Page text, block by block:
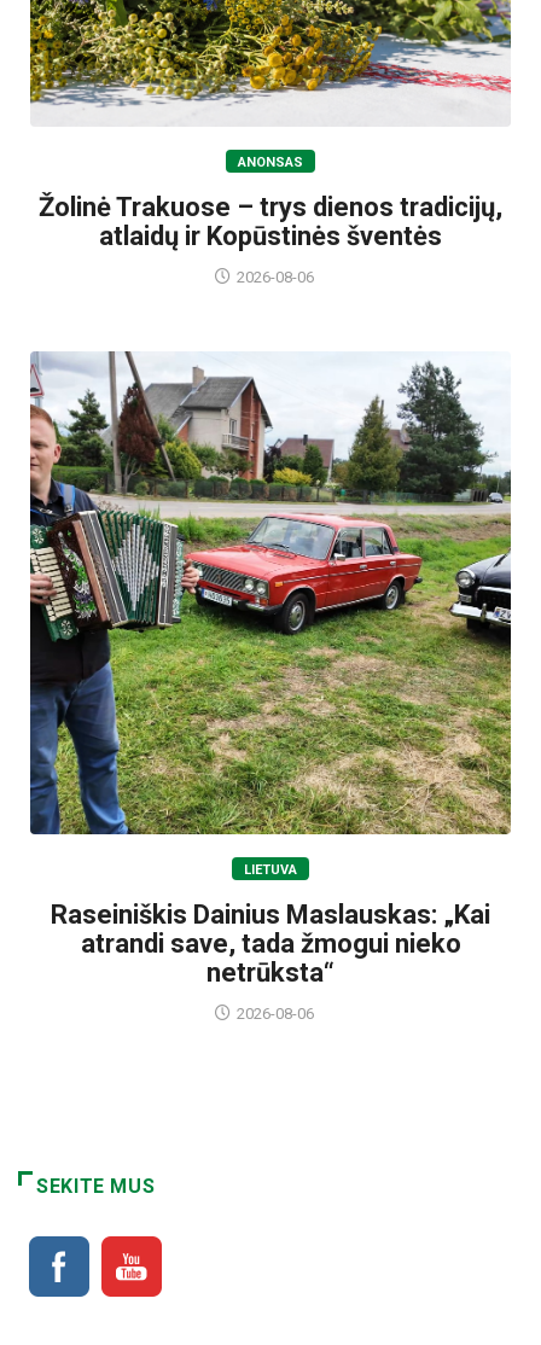
ANONSAS
Žolinė Trakuose – trys dienos tradicijų,
atlaidų ir Kopūstinės šventės
2026-08-06
LIETUVA
Raseiniškis Dainius Maslauskas: „Kai
atrandi save, tada žmogui nieko
netrūksta“
2026-08-06
SEKITE MUS